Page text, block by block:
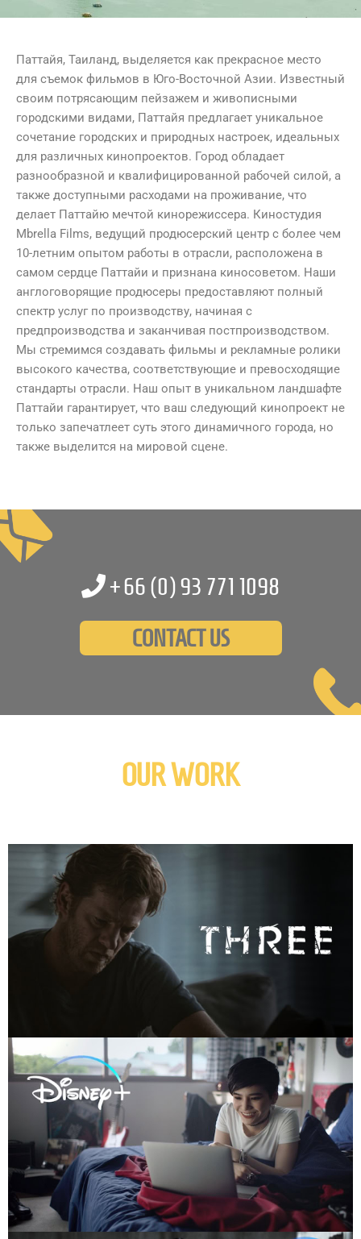
Паттайя, Таиланд, выделяется как прекрасное место
для съемок фильмов в Юго-Восточной Азии. Известный
своим потрясающим пейзажем и живописными
городскими видами, Паттайя предлагает уникальное
сочетание городских и природных настроек, идеальных
для различных кинопроектов. Город обладает
разнообразной и квалифицированной рабочей силой, а
также доступными расходами на проживание, что
делает Паттайю мечтой кинорежиссера. Киностудия
Mbrella Films, ведущий продюсерский центр с более чем
10-летним опытом работы в отрасли, расположена в
самом сердце Паттайи и признана киносоветом. Наши
англоговорящие продюсеры предоставляют полный
спектр услуг по производству, начиная с
предпроизводства и заканчивая постпроизводством.
Мы стремимся создавать фильмы и рекламные ролики
высокого качества, соответствующие и превосходящие
стандарты отрасли. Наш опыт в уникальном ландшафте
Паттайи гарантирует, что ваш следующий кинопроект не
только запечатлеет суть этого динамичного города, но
также выделится на мировой сцене.
+66 (0)93 771 1098
CONTACT US
OUR WORK